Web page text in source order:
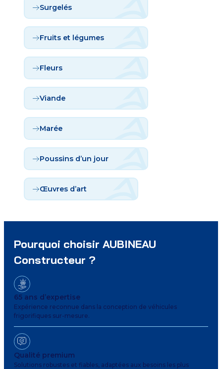
Surgelés
Fruits et légumes
Fleurs
Viande
Marée
Poussins d’un jour
Œuvres d’art
Pourquoi choisir AUBINEAU
Constructeur ?
65 ans d’expertise
Expérience reconnue dans la conception de véhicules
frigorifiques sur-mesure.
Qualité premium
Solutions robustes et fiables, adaptées aux besoins les plus